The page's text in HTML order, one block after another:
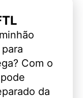
Com o
da